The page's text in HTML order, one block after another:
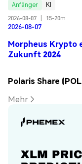
Anfänger
KI
2026-08-07
15-20m
2026-08-07
Morpheus Krypto
Zukunft 2024
Polaris Share
Mehr